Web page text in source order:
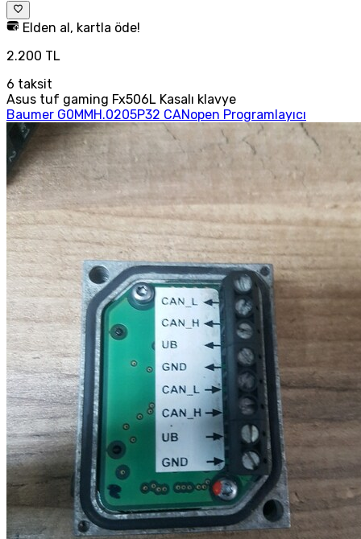
Elden al, kartla öde!
2.200 TL
6 taksit
Asus tuf gaming Fx506L Kasalı klavye
Baumer G0MMH.0205P32 CANopen Programlayıcı